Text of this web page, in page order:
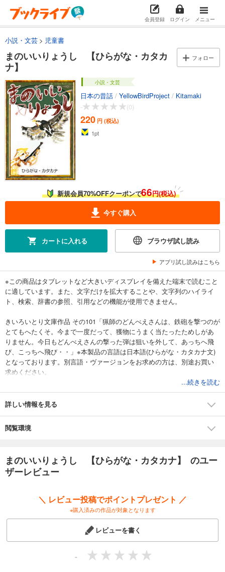
会員登録 ログイン メニュー
小説・文芸 児童書
まのいいりょうし 【ひらがな・カタカ
ナ】
フォロー
小説・文芸
日本の昔話 / YellowBirdProject / Kitamaki
-
(0)
220 円 (税込)
1pt
新規会員70%OFFクーポンで66円(税込)
今すぐ購入
カートに入れる ブラウザ試し読み
アプリ試し読みはこちら
※この商品はタブレットなど大きいディスプレイを備えた端末で読むこと
に適しています。また、文字だけを拡大することや、文字列のハイライ
ト、検索、辞書の参照、引用などの機能が使用できません。
きいろいとり文庫作品 その101「猟師のどんべえさんは、鉄砲を撃つのが
とてもへたくそ。今まで一度だって、獲物にうまく当たったためしがあ
りません。今日もどんべえさんの撃った弾は狙いを外して、あっちへ飛
び、こっちへ飛び・・」※本製品の言語は日本語(ひらがな・カタカナ文)
となっております。別言語・ヴァージョンをお求めの方は、別途お買い
求めください。
...続きを読む
詳しい情報を見る
閲覧環境
まのいいりょうし 【ひらがな・カタカナ】 のユー
ザーレビュー
＼ レビュー投稿でポイントプレゼント ／
※購入済みの作品が対象となります
レビューを書く
-